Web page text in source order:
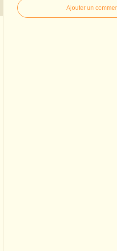
Ajouter un